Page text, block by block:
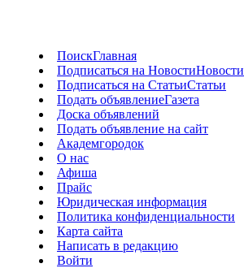
ПоискГлавная
Подписаться на НовостиНовости
Подписаться на СтатьиСтатьи
Подать объявлениеГазета
Доска объявлений
Подать объявление на сайт
Академгородок
О нас
Афиша
Прайс
Юридическая информация
Политика конфиденциальности
Карта сайта
Написать в редакцию
Войти